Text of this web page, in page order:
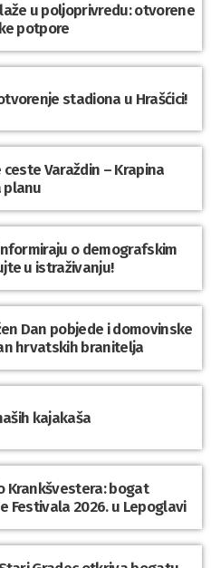
u poljoprivredu: otvorene
potpore
stadiona u Hrašćici!
Varaždin – Krapina
planu
o demografskim
u istraživanju!
Dan pobjede i domovinske
hrvatskih branitelja
kajakaša
Krankšvestera: bogat
Festivala 2026. u Lepoglavi